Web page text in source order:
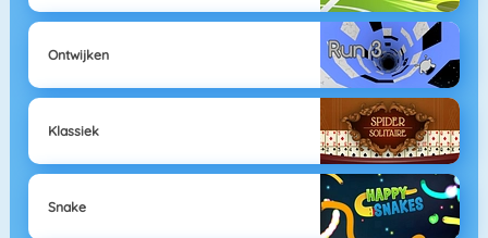
Ontwijken
Klassiek
Snake